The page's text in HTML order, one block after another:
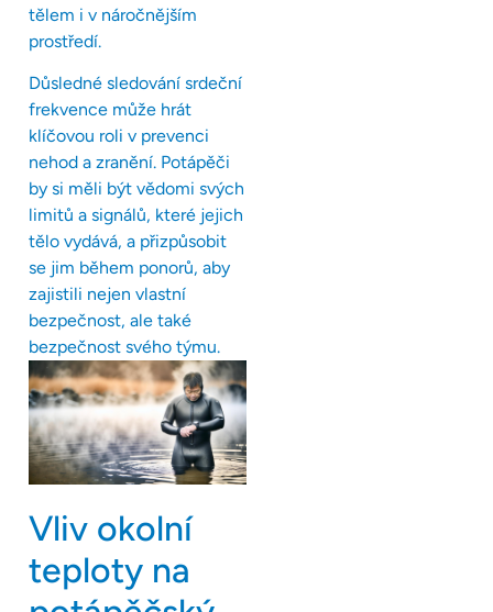
tělem i v náročnějším
prostředí.
Důsledné sledování srdeční
frekvence může hrát
klíčovou roli v prevenci
nehod a zranění. Potápěči
by si měli být vědomi svých
limitů a signálů, které jejich
tělo vydává, a přizpůsobit
se jim během ponorů, aby
zajistili nejen vlastní
bezpečnost, ale také
bezpečnost svého týmu.
Vliv okolní
teploty na